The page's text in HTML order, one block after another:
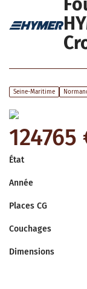
Seine-Maritime
124765
État
Année
Places CG
Couchages
Dimensions